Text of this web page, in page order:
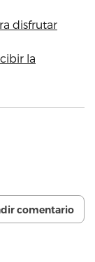
disfrutar
la
comentario